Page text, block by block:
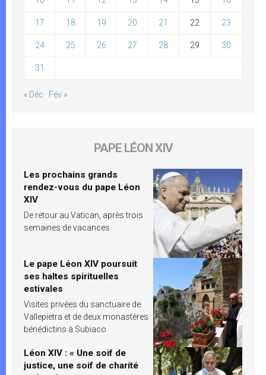
17 18 19 20 21 22 23
24 25 26 27 28 29 30
31
« Déc Fév »
PAPE LÉON XIV
Les prochains grands
rendez-vous du pape Léon
XIV
De retour au Vatican, après trois
semaines de vacances
Le pape Léon XIV poursuit
ses haltes spirituelles
estivales
Visites privées du sanctuaire de
Vallepietra et de deux monastères
bénédictins à Subiaco
Léon XIV : « Une soif de
justice, une soif de charité